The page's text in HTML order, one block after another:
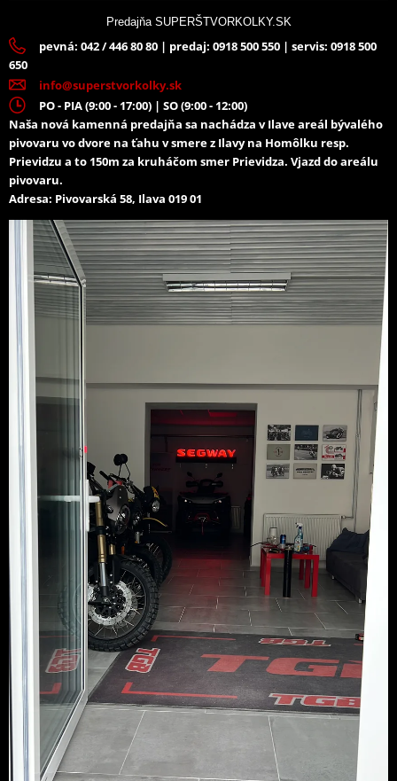
Predajňa SUPERŠTVORKOLKY.SK
pevná: 042 / 446 80 80 | predaj: 0918 500 550 | servis: 0918 500
650
info@superstvorkolky.sk
PO - PIA (9:00 - 17:00) | SO (9:00 - 12:00)
Naša nová kamenná predajňa sa nachádza v Ilave areál bývalého
pivovaru vo dvore na ťahu v smere z Ilavy na Homôlku resp.
Prievidzu a to 150m za kruháčom smer Prievidza. Vjazd do areálu
pivovaru.
Adresa: Pivovarská 58, Ilava 019 01